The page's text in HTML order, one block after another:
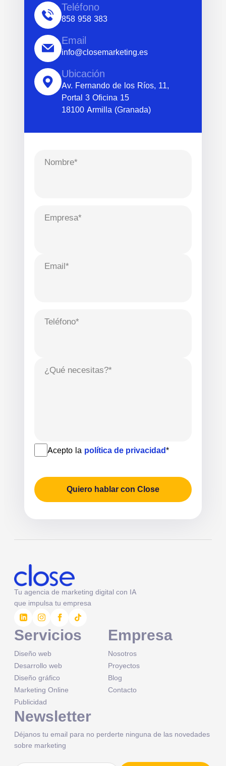
Teléfono
858 958 383
Email
info@closemarketing.es
Ubicación
Av. Fernando de los Ríos, 11,
Portal 3 Oficina 15
18100 Armilla (Granada)
Nombre*
Empresa*
Email*
Teléfono*
¿Qué necesitas?*
Acepto la política de privacidad*
Quiero hablar con Close
Tu agencia de marketing digital con IA
que impulsa tu empresa
Servicios
Diseño web
Desarrollo web
Diseño gráfico
Marketing Online
Publicidad
Empresa
Nosotros
Proyectos
Blog
Contacto
Newsletter
Déjanos tu email para no perderte ninguna de las novedades
sobre marketing